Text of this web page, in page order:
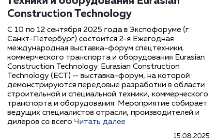
Construction Technology
С 10 по 12 сентября 2025 года в Экспофоруме (г.
Санкт-Петербург) состоится 2-я Ежегодная
международная выставка-форум спецтехники,
коммерческого транспорта и оборудования Eurasian
Construction Technology. Eurasian Construction
Technology (ECT) — выставка-форум, на которой
демонстрируются передовые разработки в области
строительной и специальной техники, коммерческого
транспорта и оборудования. Мероприятие собирает
ведущих специалистов отрасли, производителей и
дилеров со всего Читать далее
15.08.2025